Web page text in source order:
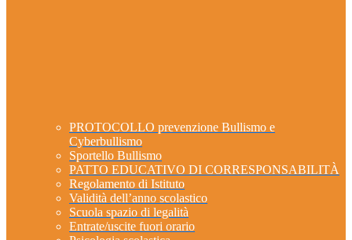
PROTOCOLLO prevenzione Bullismo e
Cyberbullismo
Sportello Bullismo
PATTO EDUCATIVO DI CORRESPONSABILITÀ
Regolamento di Istituto
Validità dell’anno scolastico
Scuola spazio di legalità
Entrate/uscite fuori orario